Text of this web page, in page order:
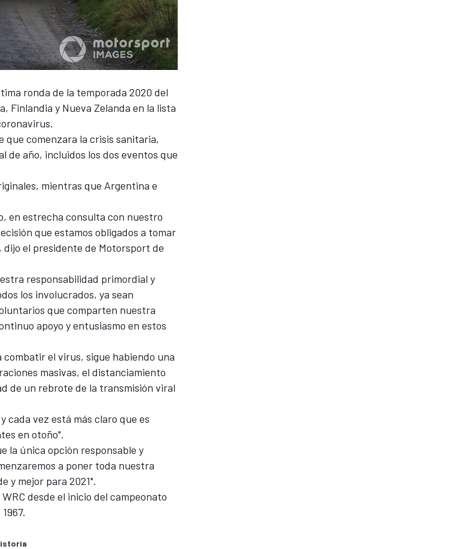
ronda de la temporada 2020 del
Finlandia y Nueva Zelanda en la lista
que comenzara la crisis sanitaria,
de año, incluidos los dos eventos que
mientras que Argentina e
en estrecha consulta con nuestro
que estamos obligados a tomar
el presidente de Motorsport de
responsabilidad primordial y
los involucrados, ya sean
que comparten nuestra
apoyo y entusiasmo en estos
el virus, sigue habiendo una
masivas, el distanciamiento
de un rebrote de la transmisión viral
cada vez está más claro que es
en otoño".
la única opción responsable y
a poner toda nuestra
y mejor para 2021".
desde el inicio del campeonato